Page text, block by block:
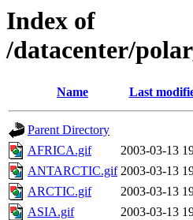
Index of
/datacenter/
Name Last
Parent Directory
AFRICA.gif
2003-03-13
ANTARCTIC.gif 2003-03-13
ARCTIC.gif
2003-03-13
ASIA.gif
2003-03-13